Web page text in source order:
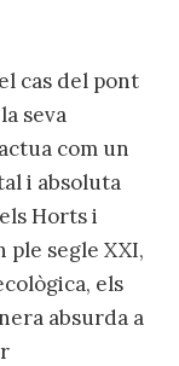
cas del pont
seva
com un
i absoluta
Horts i
ple segle XXI,
els
absurda a